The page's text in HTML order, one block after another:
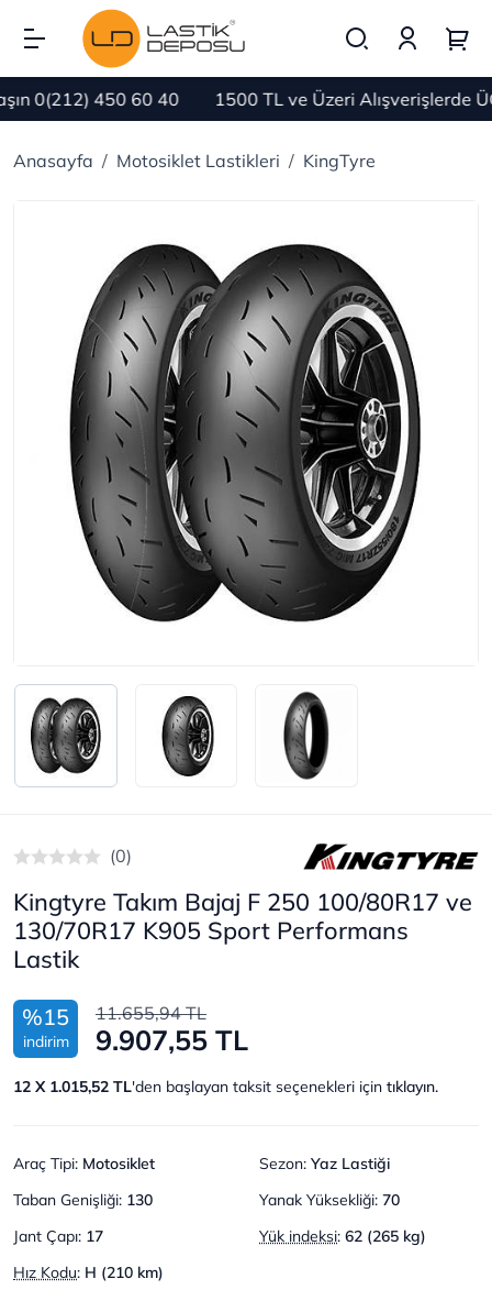
0(212) 450 60 40 1500 TL ve Üzeri Alışverişlerde
Anasayfa Motosiklet Lastikleri KingTyre
(0)
Kingtyre Takım Bajaj F 250 100/80R17 ve
130/70R17 K905 Sport Performans
Lastik
%15
indirim
11.655,94 TL
9.907,55 TL
12 X 1.015,52 TL'den başlayan taksit seçenekleri için tıklayın.
Araç Tipi: Motosiklet Sezon: Yaz Lastiği
Taban Genişliği: 130 Yanak Yüksekliği: 70
Jant Çapı: 17 Yük indeksi: 62 (265 kg)
Hız Kodu: H (210 km)